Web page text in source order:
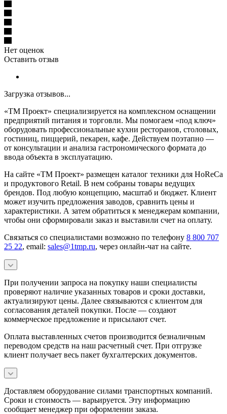
Нет оценок
Оставить отзыв
Загрузка отзывов...
«ТМ Проект» специализируется на комплексном оснащении
предприятий питания и торговли. Мы помогаем «под ключ»
оборудовать профессиональные кухни ресторанов, столовых,
гостиниц, пиццерий, пекарен, кафе. Действуем поэтапно —
от консультации и анализа гастрономического формата до
ввода объекта в эксплуатацию.
На сайте «ТМ Проект» размещен каталог техники для HoReCa
и продуктового Retail. В нем собраны товары ведущих
брендов. Под любую концепцию, масштаб и бюджет. Клиент
может изучить предложения заводов, сравнить цены и
характеристики. А затем обратиться к менеджерам компании,
чтобы они сформировали заказ и выставили счет на оплату.
Связаться со специалистами возможно по телефону 8 800 707
25 22, email: sales@1tmp.ru, через онлайн-чат на сайте.
При получении запроса на покупку наши специалисты
проверяют наличие указанных товаров и сроки доставки,
актуализируют цены. Далее связываются с клиентом для
согласования деталей покупки. После — создают
коммерческое предложение и присылают счет.
Оплата выставленных счетов производится безналичным
переводом средств на наш расчетный счет. При отгрузке
клиент получает весь пакет бухгалтерских документов.
Доставляем оборудование силами транспортных компаний.
Сроки и стоимость — варьируется. Эту информацию
сообщает менеджер при оформлении заказа.